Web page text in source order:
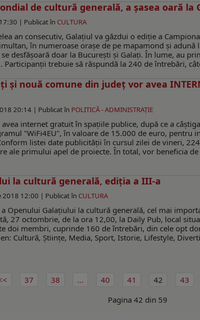
de cultură generală, a şasea oară la
| Publicat în CULTURA
an consecutiv, Galaţiul va găzdui o ediţie a
în numeroase oraşe de pe mapamond şi
desfăşoară doar la Bucureşti şi Galaţi. În lume, au
Participanţii trebuie să răspundă la 240 de întrebări,
şi nouă comune din judeţ vor avea
20:14 | Publicat în POLITICĂ - ADMINISTRAŢIE
internet gratuit în spațiile publice, după ce a
"WiFi4EU", în valoare de 15.000 de euro, pentru
listei date publicităţii în cursul zilei de vineri,
ale primului apel de proiecte. În total, vor beneficia
la cultură generală, ediţia a III-a
2018 12:00 | Publicat în CULTURA
a Openului Galaţiului la cultură generală, cel mai
27 octombrie, de la ora 12,00, la Daily Pub, local
doi membri, cuprinde 160 de întrebări, din cele opt
Cultură, Ştiinţe, Media, Sport, Istorie, Lifestyle,
37 38 ... 40 41 42 43
Pagina 42 din 59